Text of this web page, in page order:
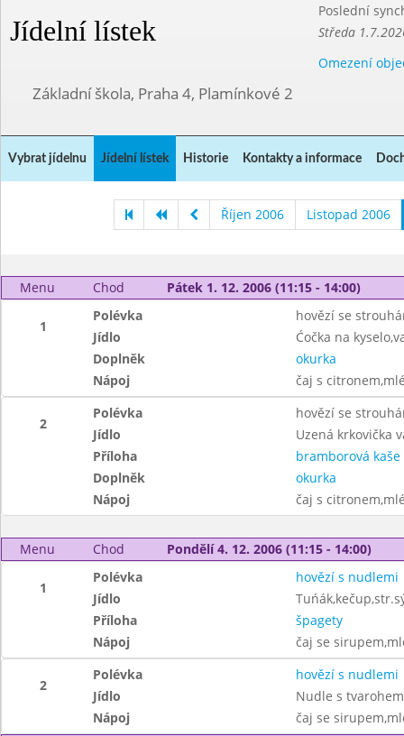
Jídelní lístek
Poslední
Středa
Omezení
Základní škola, Praha 4, Plamínkové 2
Vybrat jídelnu Jídelní lístek Historie Kontakty a informace
Říjen 2006 Listopad 2006
Menu Chod Pátek 1. 12. 2006 (11:15 - 14:00)
1
Polévka
hovězí se
Jídlo
Ćočka na
Doplněk
okurka
Nápoj
čaj s
2
Polévka
hovězí se
Jídlo
Uzená krkovička
Příloha
bramborová kaše
Doplněk
okurka
Nápoj
čaj s
Menu Chod Pondělí 4. 12. 2006 (11:15 - 14:00)
1
Polévka
hovězí s nudlemi
Jídlo
Příloha
špagety
Nápoj
čaj se
2
Polévka
hovězí s nudlemi
Jídlo
Nudle s tvarohem
Nápoj
čaj se